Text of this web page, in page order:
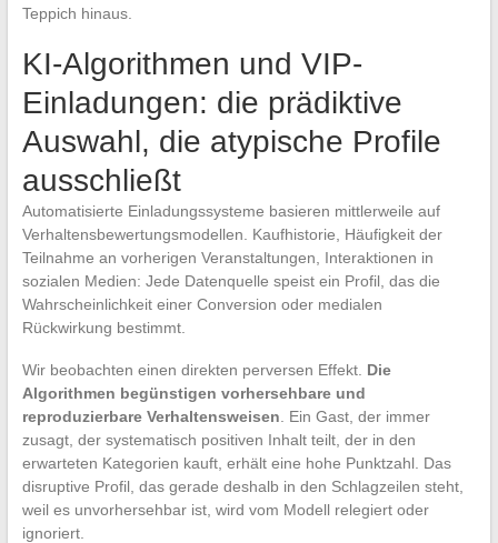
Teppich hinaus.
KI-Algorithmen und VIP-
Einladungen: die prädiktive
Auswahl, die atypische Profile
ausschließt
Automatisierte Einladungssysteme basieren mittlerweile auf
Verhaltensbewertungsmodellen. Kaufhistorie, Häufigkeit der
Teilnahme an vorherigen Veranstaltungen, Interaktionen in
sozialen Medien: Jede Datenquelle speist ein Profil, das die
Wahrscheinlichkeit einer Conversion oder medialen
Rückwirkung bestimmt.
Wir beobachten einen direkten perversen Effekt. Die
Algorithmen begünstigen vorhersehbare und
reproduzierbare Verhaltensweisen . Ein Gast, der immer
zusagt, der systematisch positiven Inhalt teilt, der in den
erwarteten Kategorien kauft, erhält eine hohe Punktzahl. Das
disruptive Profil, das gerade deshalb in den Schlagzeilen steht,
weil es unvorhersehbar ist, wird vom Modell relegiert oder
ignoriert.